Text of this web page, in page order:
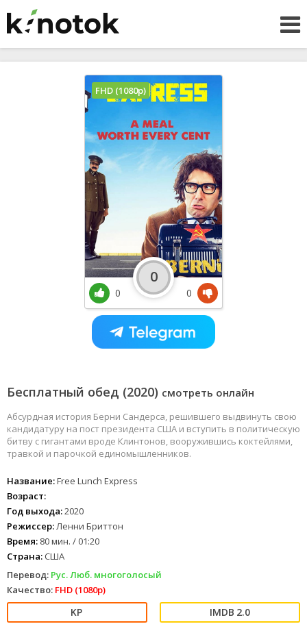
Бесплатный обед (2020) смотреть онлайн
Абсурдная история Берни Сандерса, решившего выдвинуть свою
кандидатуру на пост президента США и вступить в политическую
битву с гигантами вроде Клинтонов, вооружившись коктейлями,
травкой и парочкой единомышленников.
Название:Free Lunch Express
Возраст:
Год выхода:2020
Режиссер:Ленни Бриттон
Время: 80 мин. / 01:20
Страна: США
Перевод: Рус. Люб. многоголосый
Качество: FHD (1080p)
2.0
FHD (1080p)
0
0
0